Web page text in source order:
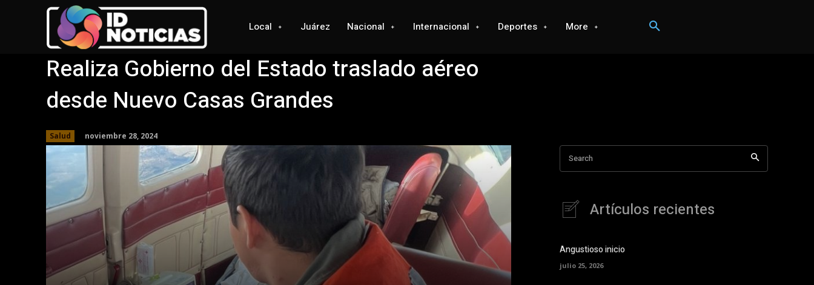
Local Juárez Nacional Internacional Deportes More
Realiza Gobierno del Estado traslado aéreo
desde Nuevo Casas Grandes
Salud noviembre 28, 2024
Search
Artículos recientes
Angustioso inicio
julio 25, 2026